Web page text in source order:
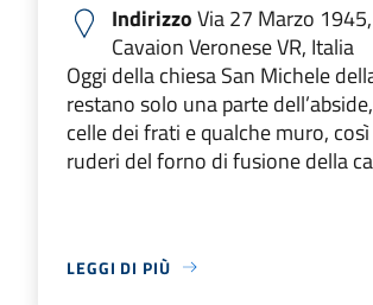
IndirizzoVia 27 Marzo
Cavaion Veronese VR, Italia
Oggi della chiesa San Michele
restano solo una parte
celle dei frati e qualche muro,
ruderi del forno di fusione della
LEGGI DI PIÙ